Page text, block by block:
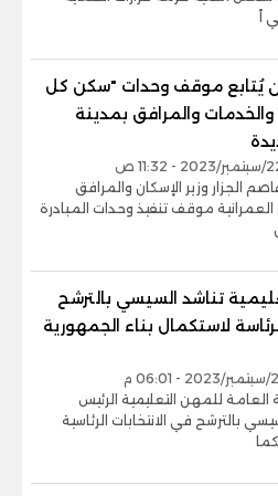
أ
يُتابع موقف وحدات "سكن كل
والخدمات والمرافق بمدينة
الجزار وزير الإسكان والمرافق
موقف تنفيذ وحدات المبادرة
تناشد السيسي بالترشح
لاستكمال بناء الجمهورية
العامة للمهن التعليمية الرئيس
بالترشح في الانتخابات الرئاسية